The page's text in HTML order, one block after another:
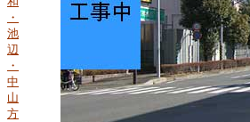
・
池
辺
・
中
山
方